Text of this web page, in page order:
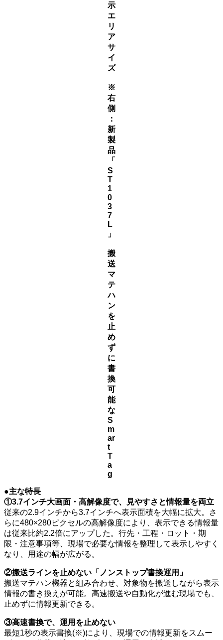
示
エ
リ
ア
サ
イ
ズ
※
右
側
：
新
製
品
「
S
T
1
0
3
7
L
」
搬
送
マ
テ
ハ
ン
を
止
め
ず
に
書
換
可
能
な
S
m
ar
t
T
a
g
●主な特長
①3.7インチ大画面・高解像度で、見やすさと情報量を両立
従来の2.9インチから3.7インチへ表示面積を大幅に拡大。さ
らに480×280ピクセルの高解像度により、表示できる情報量
は従来比約2.2倍にアップした。行先・工程・ロット・期
限・注意事項等、現場で必要な情報を整理して表示しやすく
なり、用途の幅が広がる。
②搬送ラインを止めない「ノンストップ書換運用」
搬送マテハン機器と組み合わせ、対象物を搬送しながら表示
情報の書き換えが可能。高速搬送や自動化が進む現場でも、
止めずに情報更新できる。
③高速書換で、運用を止めない
最短1秒の表示書換(※)により、現場での情報更新をスムー